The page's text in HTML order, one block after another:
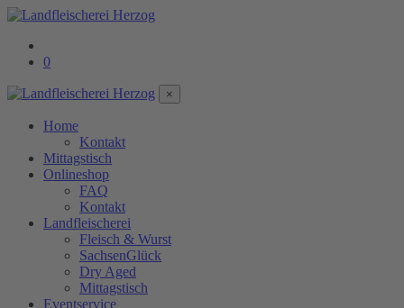
0
×
Home
Kontakt
Mittagstisch
Onlineshop
FAQ
Kontakt
Landfleischerei
Fleisch & Wurst
SachsenGlück
Dry Aged
Mittagstisch
Eventservice